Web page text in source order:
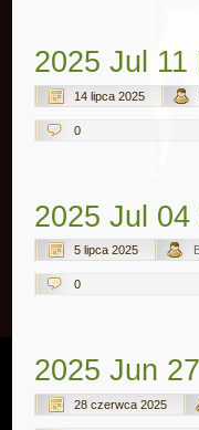
2025 Jul
14 lipca 2025
0
2025 Jul
5 lipca 2025
0
2025 Jun
28 czerwca 2025